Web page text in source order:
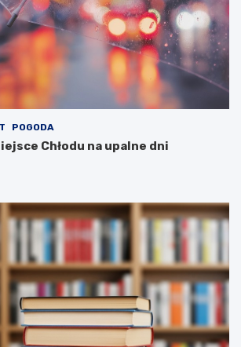
POGODA
Chłodu na upalne dni